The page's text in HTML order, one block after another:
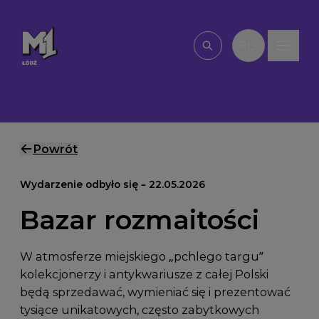
Wpisz, czego
Powrót
Wydarzenie odbyło się – 22.05.2026
Bazar rozmaitości
W atmosferze miejskiego „pchlego targu”
kolekcjonerzy i antykwariusze z całej Polski
będą sprzedawać, wymieniać się i prezentować
tysiące unikatowych, często zabytkowych